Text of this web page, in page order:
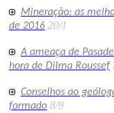
Mineração: as
de 2016 20/1
A ameaça de
hora de Dilma Roussef
Conselhos ao
formado 8/9